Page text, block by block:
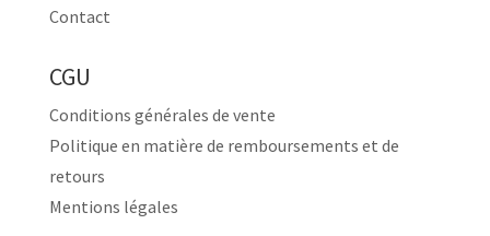
Contact
CGU
Conditions générales de vente
Politique en matière de remboursements et de
retours
Mentions légales